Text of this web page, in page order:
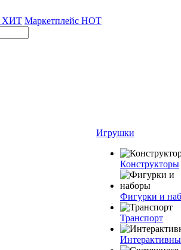
ХИТ Маркетплейс HOT
Игрушки
Конструкторы
Фигурки и
Транспорт